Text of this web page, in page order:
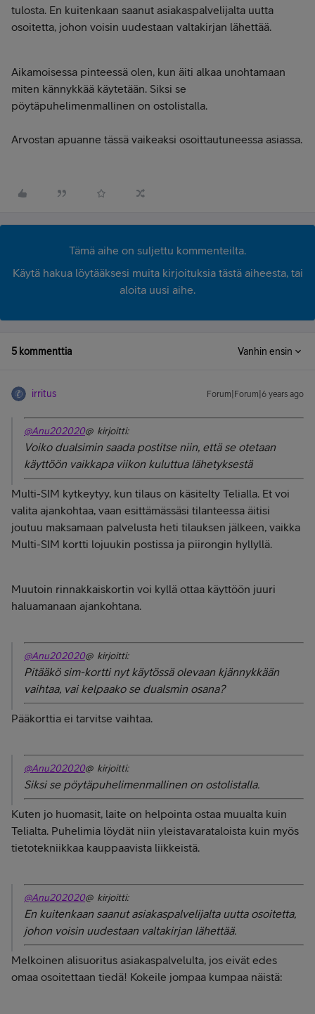
tulosta. En kuitenkaan saanut asiakaspalvelijalta uutta
osoitetta, johon voisin uudestaan valtakirjan lähettää.
Aikamoisessa pinteessä olen, kun äiti alkaa unohtamaan
miten kännykkää käytetään. Siksi se
pöytäpuhelimenmallinen on ostolistalla.
Arvostan apuanne tässä vaikeaksi osoittautuneessa asiassa.
Tämä aihe on suljettu kommenteilta.
Käytä hakua löytääksesi muita kirjoituksia tästä aiheesta, tai
aloita uusi aihe.
5 kommenttia Vanhin ensin
irritus Forum|Forum|6 years ago
@Anu202020@ kirjoitti:
Voiko dualsimin saada postitse niin, että se otetaan
käyttöön vaikkapa viikon kuluttua lähetyksestä
Multi-SIM kytkeytyy, kun tilaus on käsitelty Telialla. Et voi
valita ajankohtaa, vaan esittämässäsi tilanteessa äitisi
joutuu maksamaan palvelusta heti tilauksen jälkeen, vaikka
Multi-SIM kortti lojuukin postissa ja piirongin hyllyllä.
Muutoin rinnakkaiskortin voi kyllä ottaa käyttöön juuri
haluamanaan ajankohtana.
@Anu202020@ kirjoitti:
Pitääkö sim-kortti nyt käytössä olevaan kjännykkään
vaihtaa, vai kelpaako se dualsmin osana?
Pääkorttia ei tarvitse vaihtaa.
@Anu202020@ kirjoitti:
Siksi se pöytäpuhelimenmallinen on ostolistalla.
Kuten jo huomasit, laite on helpointa ostaa muualta kuin
Telialta. Puhelimia löydät niin yleistavarataloista kuin myös
tietotekniikkaa kauppaavista liikkeistä.
@Anu202020@ kirjoitti:
En kuitenkaan saanut asiakaspalvelijalta uutta osoitetta,
johon voisin uudestaan valtakirjan lähettää.
Melkoinen alisuoritus asiakaspalvelulta, jos eivät edes
omaa osoitettaan tiedä! Kokeile jompaa kumpaa näistä: